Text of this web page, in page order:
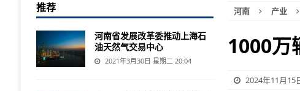
[ 2026年8月2日 ] 中欧班列（郑州）2026年累计开行突破2200
[ 2026年8月7日 ] “新新三样”彰显河南省制造新气质
产业
[ 2026年8月7日 ] 河南省外贸单品缘何持续“爆单” 贸易
河南 产业
1000万
2024年11月15
推荐
河南省发展改革委推动上海石
油天然气交易中心
2021年3月30日 星期二 20:04